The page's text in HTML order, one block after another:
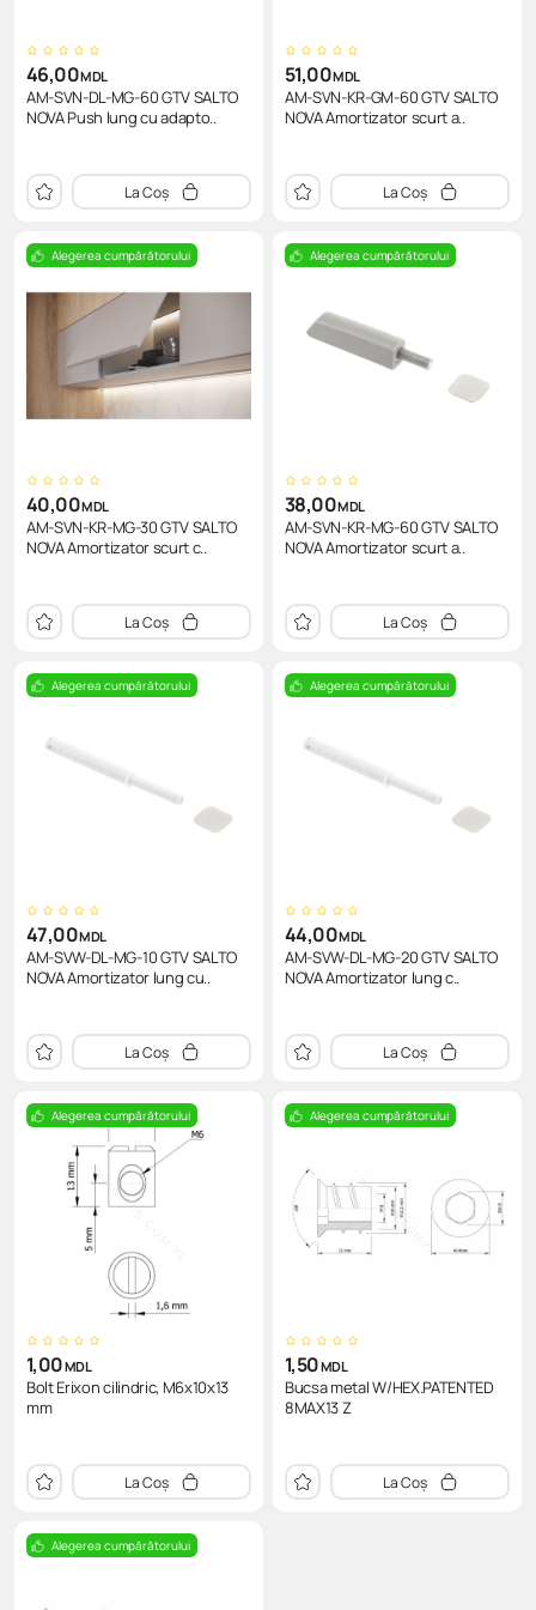
46,00MDL
AM-SVN-DL-MG-60 GTV SALTO
NOVA Push lung cu adapto..
La Coș
51,00MDL
AM-SVN-KR-GM-60 GTV SALTO
NOVA Amortizator scurt a..
La Coș
Alegerea cumpărătorului
40,00MDL
AM-SVN-KR-MG-30 GTV SALTO
NOVA Amortizator scurt c..
La Coș
Alegerea cumpărătorului
38,00MDL
AM-SVN-KR-MG-60 GTV SALTO
NOVA Amortizator scurt a..
La Coș
Alegerea cumpărătorului
47,00MDL
AM-SVW-DL-MG-10 GTV SALTO
NOVA Amortizator lung cu..
La Coș
Alegerea cumpărătorului
44,00MDL
AM-SVW-DL-MG-20 GTV SALTO
NOVA Amortizator lung c..
La Coș
Alegerea cumpărătorului
1,00MDL
Bolt Erixon cilindric, M6x10x13
mm
La Coș
Alegerea cumpărătorului
1,50MDL
Bucsa metal W/HEX.PATENTED
8MAX13 Z
La Coș
Alegerea cumpărătorului